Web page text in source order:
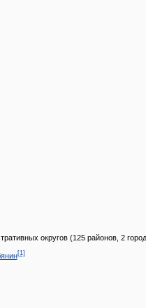
округов (125 районов, 2
[1]